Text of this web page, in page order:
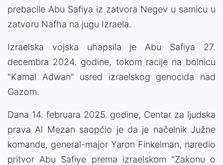
prebacile Abu Safiya iz zatvora Negev u samicu u
zatvoru Nafha na jugu Izraela.
Izraelska vojska uhapsila je Abu Safiya 27.
decembra 2024. godine, tokom racije na bolnicu
"Kamal Adwan" usred izraelskog genocida nad
Gazom.
Dana 14. februara 2025. godine, Centar za ljudska
prava Al Mezan saopćio je da je načelnik Južne
komande, general-major Yaron Finkelman, naredio
pritvor Abu Safiye prema izraelskom "Zakonu o